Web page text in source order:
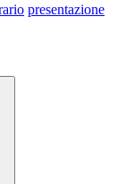
presentazione